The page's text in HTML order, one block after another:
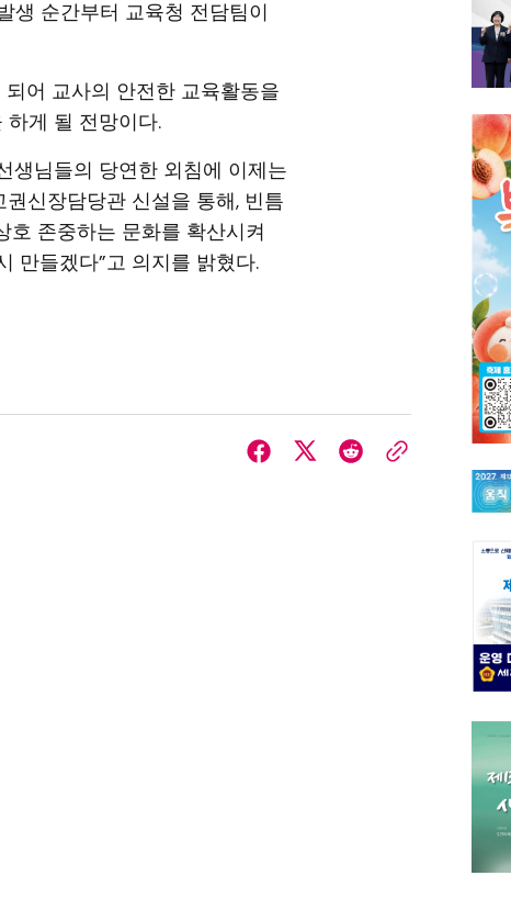
생 순간부터 교육청 전담팀이
되어 교사의 안전한 교육활동을
게 될 전망이다.
생님들의 당연한 외침에 이제는
신장담당관 신설을 통해, 빈틈
호 존중하는 문화를 확산시켜
만들겠다”고 의지를 밝혔다.